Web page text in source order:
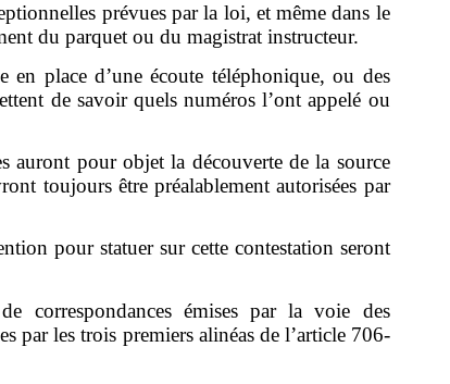
prévues par la loi, et même dans le
du parquet ou du magistrat instructeur.
en place d’une écoute téléphonique, ou des
de savoir quels numéros l’ont appelé ou
auront pour objet la découverte de la source
toujours être préalablement autorisées par
pour statuer sur cette contestation seront
correspondances émises par la voie des
par les trois premiers alinéas de l’article 706-